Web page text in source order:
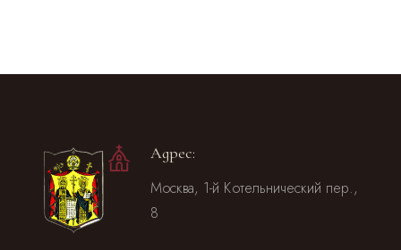
Адрес:
Москва, 1-й Котельнический пер.,
8